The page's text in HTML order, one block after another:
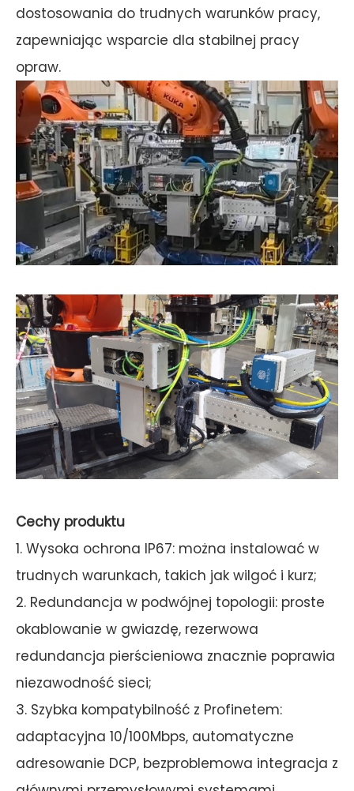
dostosowania do trudnych warunków pracy,
zapewniając wsparcie dla stabilnej pracy
opraw.
Cechy produktu
1. Wysoka ochrona IP67: można instalować w
trudnych warunkach, takich jak wilgoć i kurz;
2. Redundancja w podwójnej topologii: proste
okablowanie w gwiazdę, rezerwowa
redundancja pierścieniowa znacznie poprawia
niezawodność sieci;
3. Szybka kompatybilność z Profinetem:
adaptacyjna 10/100Mbps, automatyczne
adresowanie DCP, bezproblemowa integracja z